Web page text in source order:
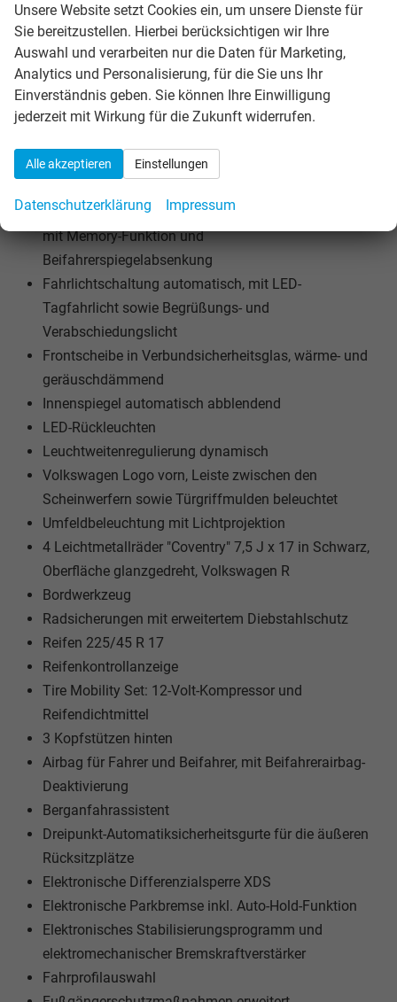
Geschwindigkeitsbegrenzer mit vorausschauender
Regelung
Klimaanlage "Climatronic" mit Aktiv-Kombifilter
Nichtraucherausführung - Ablagefach und 12-V-
Steckdose vorn
Access", mit berührungsloser Ver- und Entriegelung,
Außenspiegel elektrisch einstell-, anklapp-, beheizbar,
mit Memory-Funktion und
Beifahrerspiegelabsenkung
Fahrlichtschaltung automatisch, mit LED-
Tagfahrlicht sowie Begrüßungs- und
Verabschiedungslicht
Frontscheibe in Verbundsicherheitsglas, wärme- und
geräuschdämmend
Innenspiegel automatisch abblendend
LED-Rückleuchten
Leuchtweitenregulierung dynamisch
Volkswagen Logo vorn, Leiste zwischen den
Scheinwerfern sowie Türgriffmulden beleuchtet
Umfeldbeleuchtung mit Lichtprojektion
4 Leichtmetallräder "Coventry" 7,5 J x 17 in Schwarz,
Oberfläche glanzgedreht, Volkswagen R
Bordwerkzeug
Radsicherungen mit erweitertem Diebstahlschutz
Reifen 225/45 R 17
Reifenkontrollanzeige
Tire Mobility Set: 12-Volt-Kompressor und
Reifendichtmittel
3 Kopfstützen hinten
Airbag für Fahrer und Beifahrer, mit Beifahrerairbag-
Deaktivierung
Berganfahrassistent
Dreipunkt-Automatiksicherheitsgurte für die äußeren
Rücksitzplätze
Elektronische Differenzialsperre XDS
Elektronische Parkbremse inkl. Auto-Hold-Funktion
Elektronisches Stabilisierungsprogramm und
elektromechanischer Bremskraftverstärker
Fahrprofilauswahl
Unsere Website setzt Cookies ein, um unsere Dienste für
Sie bereitzustellen. Hierbei berücksichtigen wir Ihre
Auswahl und verarbeiten nur die Daten für Marketing,
Analytics und Personalisierung, für die Sie uns Ihr
Einverständnis geben. Sie können Ihre Einwilligung
jederzeit mit Wirkung für die Zukunft widerrufen.
Alle akzeptieren Einstellungen
Datenschutzerklärung Impressum